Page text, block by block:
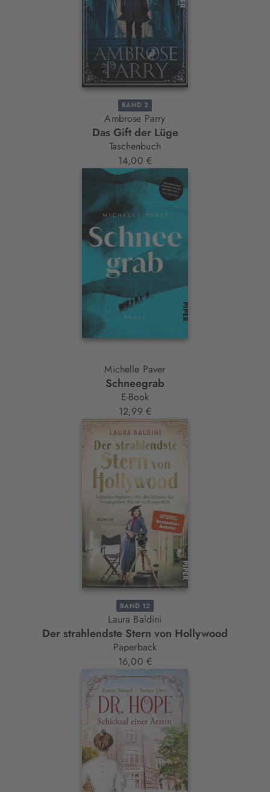
BAND 2
Ambrose Parry
Das Gift der Lüge
Taschenbuch
14,00 €
Michelle Paver
Schneegrab
E-Book
12,99 €
BAND 12
Laura Baldini
Der strahlendste Stern von Hollywood
Paperback
16,00 €